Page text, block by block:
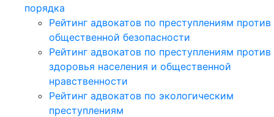
порядка
Рейтинг адвокатов по преступлениям против
общественной безопасности
Рейтинг адвокатов по преступлениям против
здоровья населения и общественной
нравственности
Рейтинг адвокатов по экологическим
преступлениям